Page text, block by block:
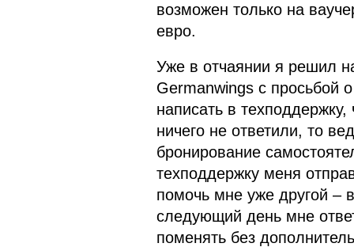
возможен только на
евро.
Уже в отчаянии я решил
Germanwings с просьбой
написать в
ничего не ответили, то
бронирование
техподдержку меня
помочь мне уже другой –
следующий день мне
поменять без